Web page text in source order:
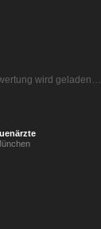
wird geladen…